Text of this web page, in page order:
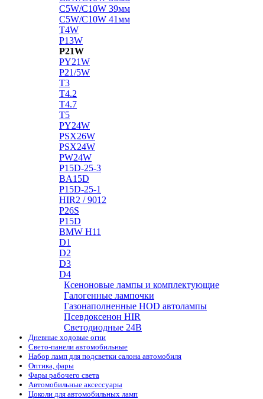
C5W/C10W 39мм
C5W/C10W 41мм
T4W
P13W
P21W
PY21W
P21/5W
T3
T4.2
T4.7
T5
PY24W
PSX26W
PSX24W
PW24W
P15D-25-3
BA15D
P15D-25-1
HIR2 / 9012
P26S
P15D
BMW H11
D1
D2
D3
D4
Ксеноновые лампы и комплектующие
Галогенные лампочки
Газонаполненные HOD автолампы
Псевдоксенон HIR
Cветодиодные 24B
Дневные ходовые огни
Свето-панели автомобильные
Набор ламп для подсветки салона автомобиля
Оптика, фары
Фары рабочего света
Автомобильные аксессуары
Цоколи для автомобильных ламп